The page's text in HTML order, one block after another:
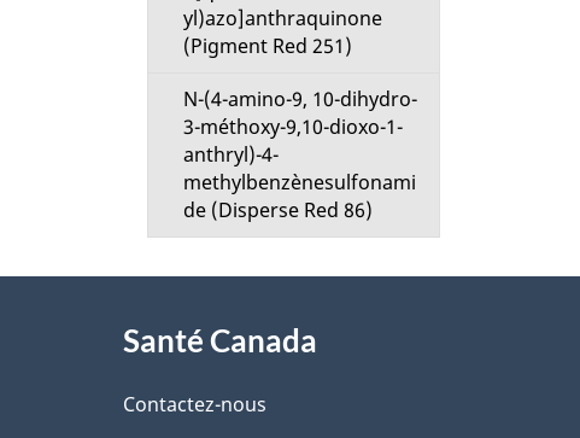
yl)azo]anthraquinone
(Pigment Red 251)
N-(4-amino-9, 10-dihydro-
3-méthoxy-9,10-dioxo-1-
anthryl)-4-
methylbenzènesulfonami
de (Disperse Red 86)
proposSanté Canada
Contactez-nous